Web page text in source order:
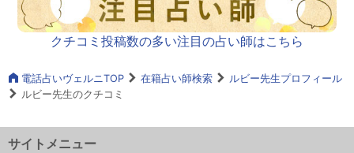
クチコミ投稿数の多い注目の占い師はこちら
電話占いヴェルニTOP 在籍占い師検索
ルビー先生プロフィール
ルビー先生のクチコミ
サイトメニュー